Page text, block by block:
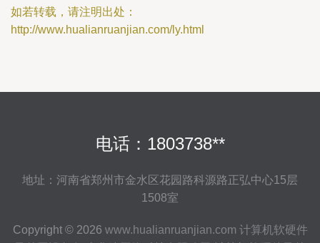
如若转载，请注明出处：
http://www.hualianruanjian.com/ly.html
电话：1803738**
地址：河南省郑州市金水区花园路科源路正弘中心15层
1508室
Copyright © 2026 www.hualianruanjian.com 计算机软硬件